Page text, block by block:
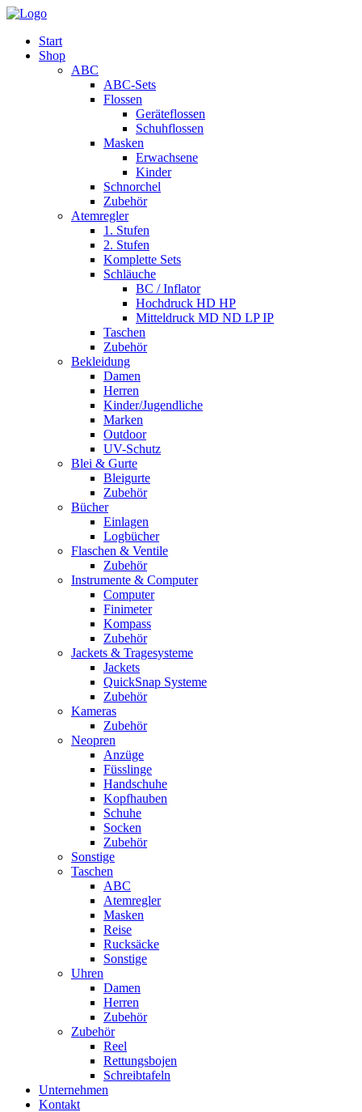
Start
Shop
ABC
ABC-Sets
Flossen
Geräteflossen
Schuhflossen
Masken
Erwachsene
Kinder
Schnorchel
Zubehör
Atemregler
1. Stufen
2. Stufen
Komplette Sets
Schläuche
BC / Inflator
Hochdruck HD HP
Mitteldruck MD ND LP IP
Taschen
Zubehör
Bekleidung
Damen
Herren
Kinder/Jugendliche
Marken
Outdoor
UV-Schutz
Blei & Gurte
Bleigurte
Zubehör
Bücher
Einlagen
Logbücher
Flaschen & Ventile
Zubehör
Instrumente & Computer
Computer
Finimeter
Kompass
Zubehör
Jackets & Tragesysteme
Jackets
QuickSnap Systeme
Zubehör
Kameras
Zubehör
Neopren
Anzüge
Füsslinge
Handschuhe
Kopfhauben
Schuhe
Socken
Zubehör
Sonstige
Taschen
ABC
Atemregler
Masken
Reise
Rucksäcke
Sonstige
Uhren
Damen
Herren
Zubehör
Zubehör
Reel
Rettungsbojen
Schreibtafeln
Unternehmen
Kontakt